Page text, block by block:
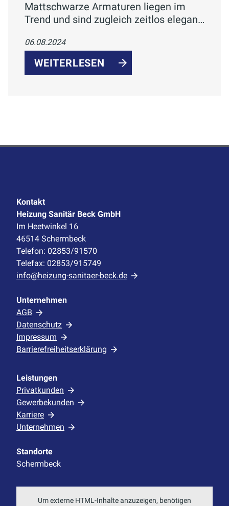
Mattschwarze Armaturen liegen im
Trend und sind zugleich zeitlos elegant.
mattschwarzen Varianten Phantom
Black und Matt Black.
06.08.2024
WEITERLESEN
Kontakt
Heizung Sanitär Beck GmbH
Im Heetwinkel 16
46514 Schermbeck
Telefon: 02853/91570
Telefax: 02853/915749
info@heizung-sanitaer-beck.de
Unternehmen
AGB
Datenschutz
Impressum
Barrierefreiheitserklärung
Leistungen
Privatkunden
Gewerbekunden
Karriere
Unternehmen
Standorte
Schermbeck
Um externe HTML-Inhalte anzuzeigen, benötigen